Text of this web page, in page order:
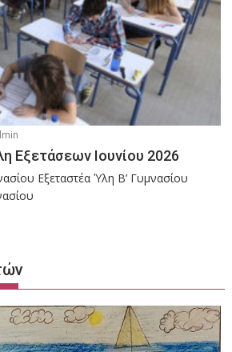
Εξετάσεων Ιουνίου 2026
Εξεταστέα Ύλη Β’ Γυμνασίου